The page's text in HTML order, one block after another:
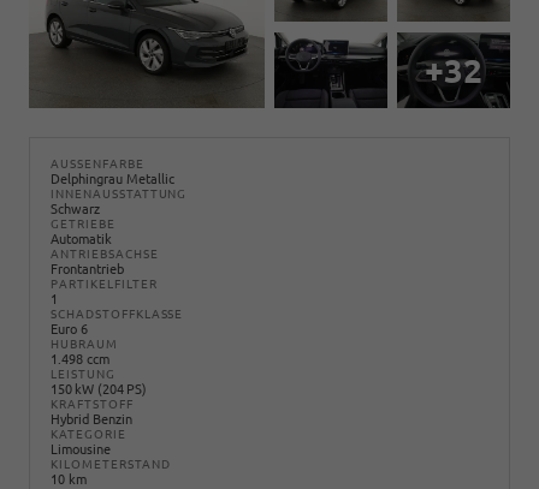
+32
AUSSENFARBE
Delphingrau Metallic
INNENAUSSTATTUNG
Schwarz
GETRIEBE
Automatik
ANTRIEBSACHSE
Frontantrieb
PARTIKELFILTER
1
SCHADSTOFFKLASSE
Euro 6
HUBRAUM
1.498 ccm
LEISTUNG
150 kW (204 PS)
KRAFTSTOFF
Hybrid Benzin
KATEGORIE
Limousine
KILOMETERSTAND
10 km